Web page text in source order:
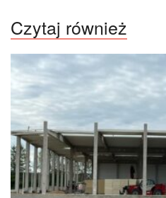
Czytaj również